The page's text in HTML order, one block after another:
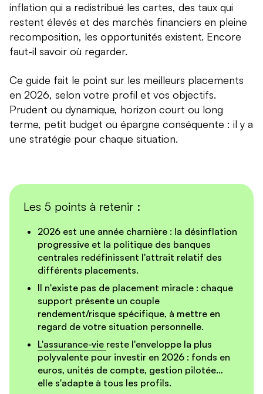
inflation qui a redistribué les cartes, des taux qui
restent élevés et des marchés financiers en pleine
recomposition, les opportunités existent. Encore
faut-il savoir où regarder.
Ce guide fait le point sur les meilleurs placements
en 2026, selon votre profil et vos objectifs.
Prudent ou dynamique, horizon court ou long
terme, petit budget ou épargne conséquente : il y a
une stratégie pour chaque situation.
Les 5 points à retenir :
2026 est une année charnière : la désinflation
progressive et la politique des banques
centrales redéfinissent l'attrait relatif des
différents placements.
Il n'existe pas de placement miracle : chaque
support présente un couple
rendement/risque spécifique, à mettre en
regard de votre situation personnelle.
L'assurance-vie reste l'enveloppe la plus
polyvalente pour investir en 2026 : fonds en
euros, unités de compte, gestion pilotée…
elle s'adapte à tous les profils.